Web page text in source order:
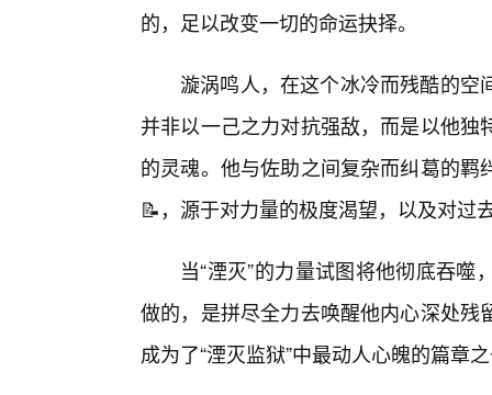
的，足以改变一切的命运抉择。
漩涡鸣人，在这个冰冷而残酷的空
并非以一己之力对抗强敌，而是以他
的灵魂。他与佐助之间复杂而纠葛的
📝，源于对力量的极度渴望，以及对过
当“湮灭”的力量试图将他彻底吞
做的，是拼尽全力去唤醒他内心深处
成为了“湮灭监狱”中最动人心魄的篇章